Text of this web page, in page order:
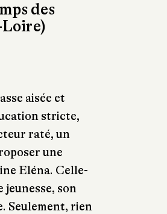
des
aisée et
stricte,
raté, un
une
Eléna. Celle-
jeunesse, son
Seulement, rien